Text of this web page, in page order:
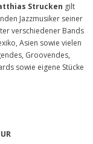
Strucken gilt
Jazzmusiker seiner
verschiedener Bands
Asien sowie vielen
Groovendes,
sowie eigene Stücke